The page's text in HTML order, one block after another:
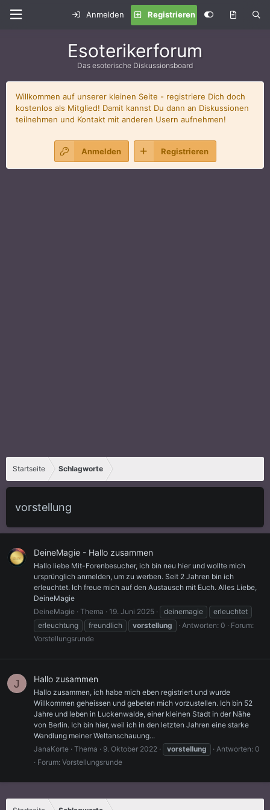
Anmelden Registrieren
Esoterikerforum
Das esoterische Diskussionsboard
Willkommen auf unserer kleinen Seite - registriere Dich doch
kostenlos als Mitglied! Damit kannst Du dann an Diskussionen
teilnehmen und Kontakt mit anderen Usern aufnehmen!
Anmelden Registrieren
Startseite Schlagworte
vorstellung
DeineMagie - Hallo zusammen
Hallo liebe Mit-Forenbesucher, ich bin neu hier und wollte mich
ursprünglich anmelden, um zu werben. Seit 2 Jahren bin ich
erleuchtet. Ich freue mich auf den Austausch mit Euch. Alles Liebe,
DeineMagie
DeineMagie Thema 19. Juni 2025 deinemagie
erleuchtet
erleuchtung
freundlich vorstellung Antworten: 0
Forum:
Vorstellungsrunde
J Hallo zusammen
Hallo zusammen, ich habe mich eben registriert und wurde
Willkommen geheissen und gebeten mich vorzustellen. Ich bin 52
Jahre und leben in Luckenwalde, einer kleinen Stadt in der Nähe
von Berlin. Ich bin hier, weil ich in den letzten Jahren eine starke
Wandlung meiner Weltanschauung...
JanaKorte Thema 9. Oktober 2022 vorstellung
Antworten: 0
Forum: Vorstellungsrunde